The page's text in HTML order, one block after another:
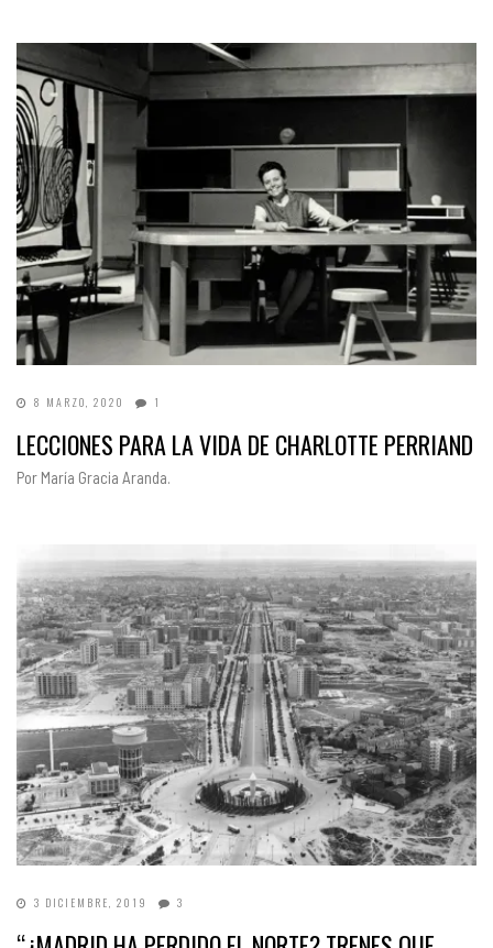
8 MARZO, 2020 1
LECCIONES PARA LA VIDA DE CHARLOTTE PERRIAND
Por María Gracia Aranda.
3 DICIEMBRE, 2019 3